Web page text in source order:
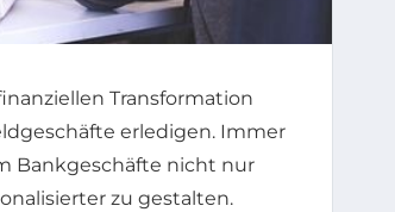
Transformation
erledigen. Immer
Bankgeschäfte nicht nur
zu gestalten.